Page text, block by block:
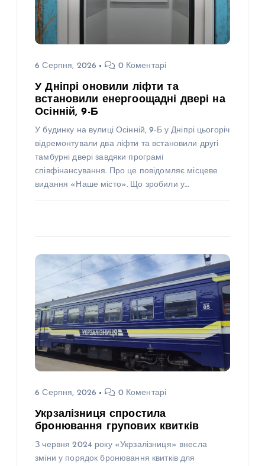
6 Серпня, 2026 0 Коментарі
У Дніпрі оновили ліфти та
встановили енергоощадні двері на
Осінній, 9-Б
У будинку на вулиці Осінній, 9-Б у Дніпрі цьогоріч
відремонтували два ліфти та встановили другі
тамбурні двері завдяки програмі
співфінансування. Про це повідомляє місцеве
видання «Наше місто». Що зробили у…
6 Серпня, 2026 0 Коментарі
Укрзалізниця спростила
бронювання групових квитків
З червня 2024 року «Укрзалізниця» внесла
зміни у порядок бронювання квитків для